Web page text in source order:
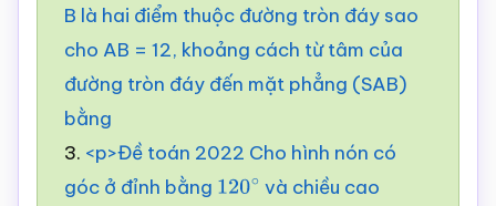
B là hai điểm thuộc đường tròn đáy sao
cho AB = 12, khoảng cách từ tâm của
đường tròn đáy đến mặt phẳng (SAB)
bằng
3. <p>Đề toán 2022 Cho hình nón có
góc ở đỉnh bằng 120∘ và chiều cao